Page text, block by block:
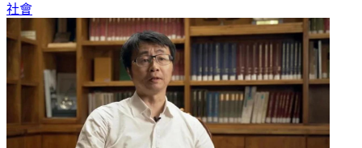
社會